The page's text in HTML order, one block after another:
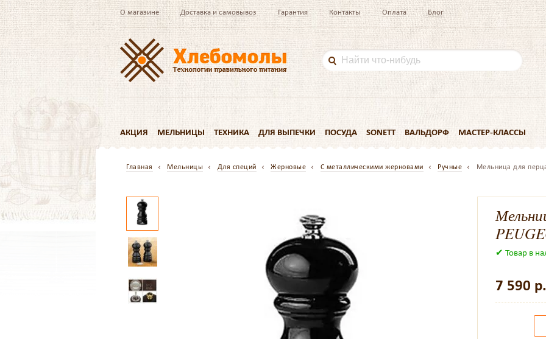
О магазине Доставка и самовывоз Гарантия Контакты Оплата Блог
АКЦИЯ МЕЛЬНИЦЫ ТЕХНИКА ДЛЯ ВЫПЕЧКИ ПОСУДА SONETT ВАЛЬДОРФ МАСТЕР-КЛАССЫ
Главная Мельницы Для специй Жерновые С металлическими жерновами Ручные Мельница для
✔ Товар в
7 590 р.